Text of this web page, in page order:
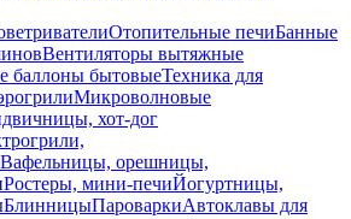
Отопительные печиБанные
Вентиляторы вытяжные
баллоны бытовыеТехника для
Микроволновые
хот-дог
Вафельницы, орешницы,
Ростеры, мини-печиЙогуртницы,
БлинницыПароваркиАвтоклавы для